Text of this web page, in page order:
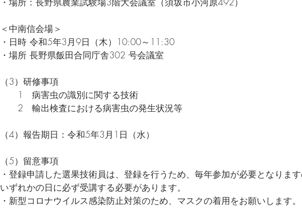
＜中南信会場＞
・日時 令和5年3月9日（木）10:00～11:30
・場所 長野県飯田合同庁舎302 号会議室
（3）研修事項
1　病害虫の識別に関する技術
2　輸出検査における病害虫の発生状況等
（4）報告期日：令和5年3月1日（水）
（5）留意事項
・登録申請した選果技術員は、登録を行うため、毎年参加が必要となりま
いずれかの日に必ず受講する必要があります。
・新型コロナウイルス感染防止対策のため、マスクの着用をお願いします。